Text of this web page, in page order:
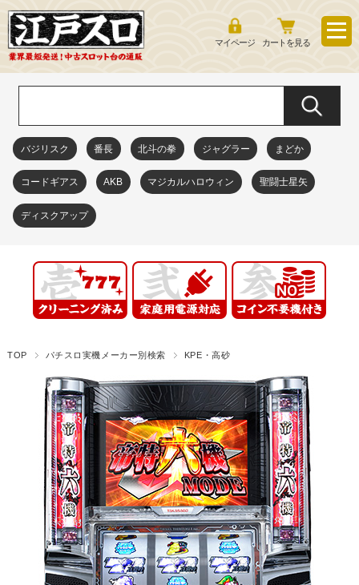
マイページ カートを見る
バジリスク 番長 北斗の拳 ジャグラー まどか
コードギアス AKB マジカルハロウィン 聖闘士星矢
ディスクアップ
TOP パチスロ実機メーカー別検索 KPE・高砂